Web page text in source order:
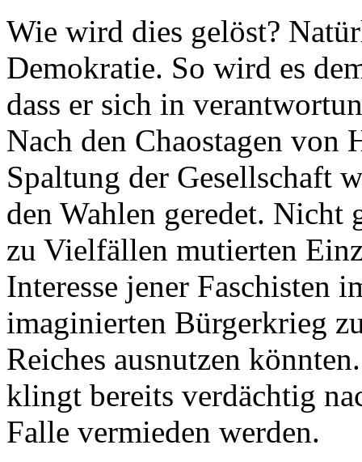
Wie wird dies gelöst?
Demokratie. So wird es
dass er sich in
Nach den Chaostagen von
Spaltung der Gesellschaft
den Wahlen geredet. Nicht
zu Vielfällen mutierten
Interesse jener Faschisten
imaginierten Bürgerkrieg
Reiches ausnutzen
klingt bereits verdächtig
Falle vermieden werden.